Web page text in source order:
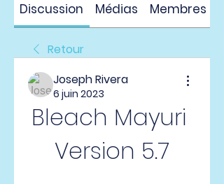
Discussion Médias Membres
Retour
Joseph Rivera
6 juin 2023
Bleach Mayuri
Version 5.7